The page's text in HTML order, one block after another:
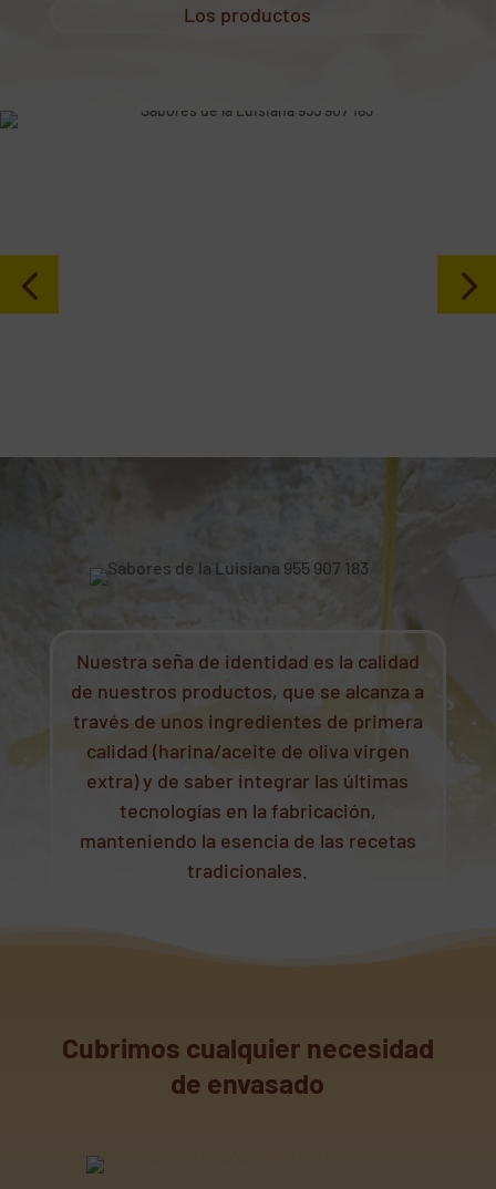
Los productos
Nuestra seña de identidad es la calidad
de nuestros productos, que se alcanza a
través de unos ingredientes de primera
calidad (harina/aceite de oliva virgen
extra) y de saber integrar las últimas
tecnologías en la fabricación,
manteniendo la esencia de las recetas
tradicionales.
Cubrimos cualquier necesidad
de envasado